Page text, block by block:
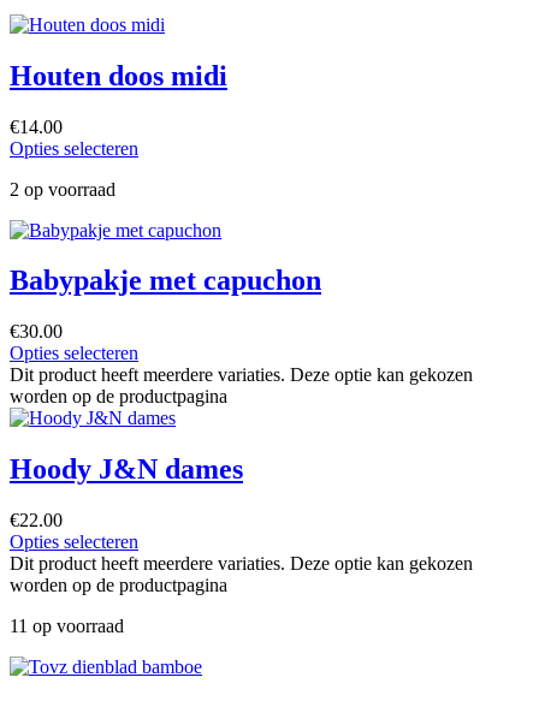
Houten doos midi
€14.00
Opties selecteren
2 op voorraad
Babypakje met capuchon
€30.00
Opties selecteren
Dit product heeft meerdere variaties. Deze optie kan gekozen
worden op de productpagina
Hoody J&N dames
€22.00
Opties selecteren
Dit product heeft meerdere variaties. Deze optie kan gekozen
worden op de productpagina
11 op voorraad